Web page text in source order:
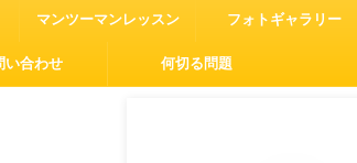
マンツーマンレッスン フォトギャラリー
い合わせ 何切る問題